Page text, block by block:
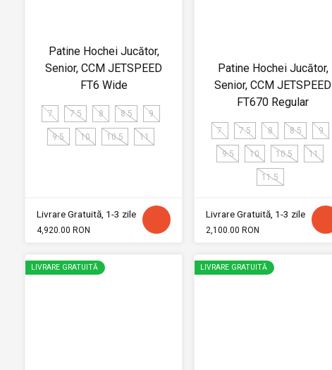
Patine Hochei Jucător,
Senior, CCM JETSPEED
FT6 Wide
7 7.5 8 8.5 9
9.5 10 10.5 11
Livrare Gratuită, 1-3 zile
4,920.00 RON
Patine Hochei Jucător,
Senior, CCM JETSPEED
FT670 Regular
7 7.5 8 8.5 9
9.5 10 10.5 11
11.5
Livrare Gratuită, 1-3 zile
2,100.00 RON
LIVRARE GRATUITĂ LIVRARE GRATUITĂ